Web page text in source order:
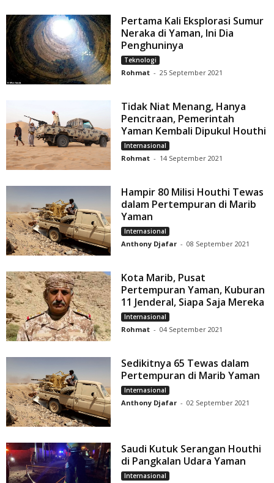
Pertama Kali Eksplorasi Sumur
Neraka di Yaman, Ini Dia
Penghuninya
Teknologi
Rohmat - 25 September 2021
Tidak Niat Menang, Hanya
Pencitraan, Pemerintah
Yaman Kembali Dipukul Houthi
Internasional
Rohmat - 14 September 2021
Hampir 80 Milisi Houthi Tewas
dalam Pertempuran di Marib
Yaman
Internasional
Anthony Djafar - 08 September 2021
Kota Marib, Pusat
Pertempuran Yaman, Kuburan
11 Jenderal, Siapa Saja Mereka
Internasional
Rohmat - 04 September 2021
Sedikitnya 65 Tewas dalam
Pertempuran di Marib Yaman
Internasional
Anthony Djafar - 02 September 2021
Saudi Kutuk Serangan Houthi
di Pangkalan Udara Yaman
Internasional